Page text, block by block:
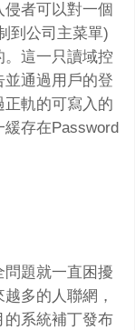
者可以對一個
到公司主菜單)
這一只讀域控
通過用戶的登
軌的可寫入的
存在Password
題就一直困擾
多的人聯網，
的系統補丁發布